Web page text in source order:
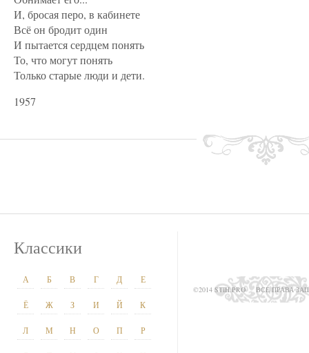
И, бросая перо, в кабинете
Всё он бродит один
И пытается сердцем понять
То, что могут понять
Только старые люди и дети.
1957
Классики
А Б В Г Д Е
Ё Ж З И Й К
Л М Н О П Р
©2014 STIH.PRO ВСЕ ПРАВА